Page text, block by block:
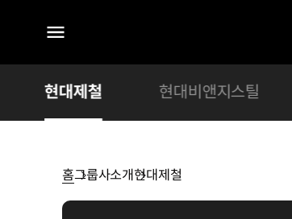
전체
메뉴
현대제철 현대비앤지스틸
홈그룹사소개현대제철
현대제철